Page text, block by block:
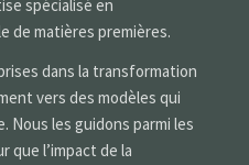
spécialisé en
de matières premières.
dans la transformation
vers des modèles qui
Nous les guidons parmi les
que l’impact de la